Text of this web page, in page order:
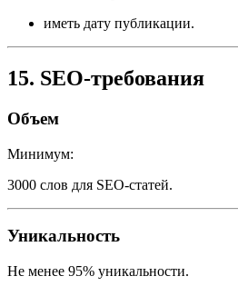
иметь дату публикации.
15. SEO-требования
Объем
Минимум:
3000 слов для SEO-статей.
Уникальность
Не менее 95% уникальности.